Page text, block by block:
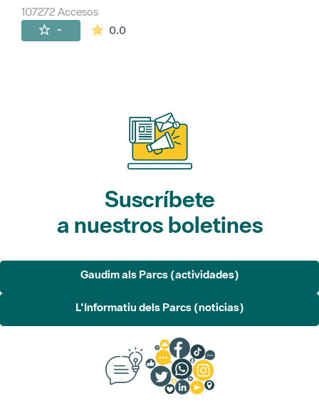
107272 Accesos
- 0.0La valoración media es de 0 estrellas de
Suscríbete
a nuestros boletines
Gaudim als Parcs (actividades)
L'Informatiu dels Parcs (noticias)